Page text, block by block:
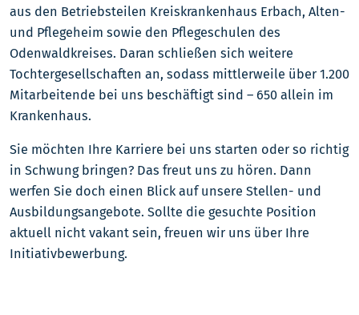
aus den Betriebsteilen Kreiskrankenhaus Erbach, Alten-
und Pflegeheim sowie den Pflegeschulen des
Odenwaldkreises. Daran schließen sich weitere
Tochtergesellschaften an, sodass mittlerweile über 1.200
Mitarbeitende bei uns beschäftigt sind – 650 allein im
Krankenhaus.
Sie möchten Ihre Karriere bei uns starten oder so richtig
in Schwung bringen? Das freut uns zu hören. Dann
werfen Sie doch einen Blick auf unsere Stellen- und
Ausbildungsangebote. Sollte die gesuchte Position
aktuell nicht vakant sein, freuen wir uns über Ihre
Initiativbewerbung.